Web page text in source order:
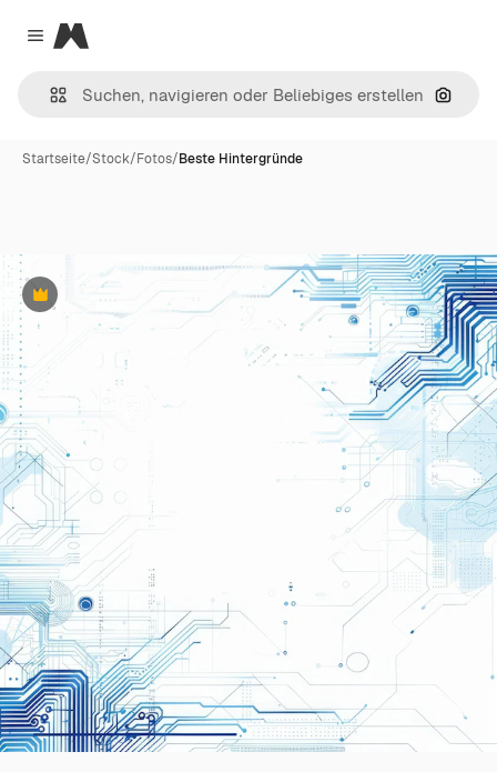
Close menu
Magnific
Nach
Startseite/Stock/Fotos/Beste Hintergründe
Premium